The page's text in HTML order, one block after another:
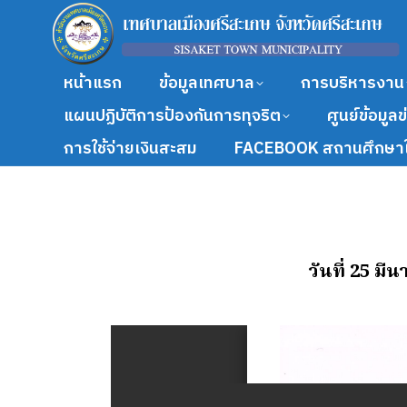
หน้าแรก ข้อมูลเทศบาล การบริหารงาน
แผนปฏิบัติการป้องกันการทุจริต
ศูนย์ข้อมูล
การใช้จ่ายเงินสะสม
FACEBOOK สถานศึกษ
วันที่ 25 มีน